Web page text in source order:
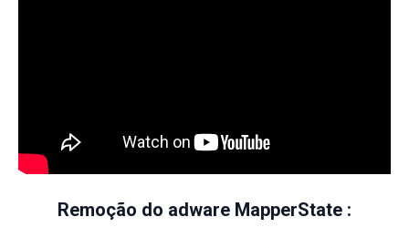
Remoção do adware MapperState :